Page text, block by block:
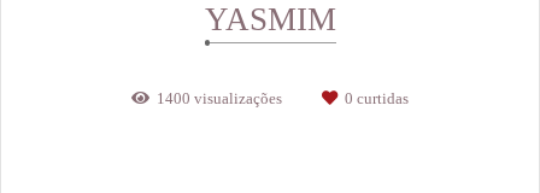
YASMIM
1400 visualizações 0 curtidas